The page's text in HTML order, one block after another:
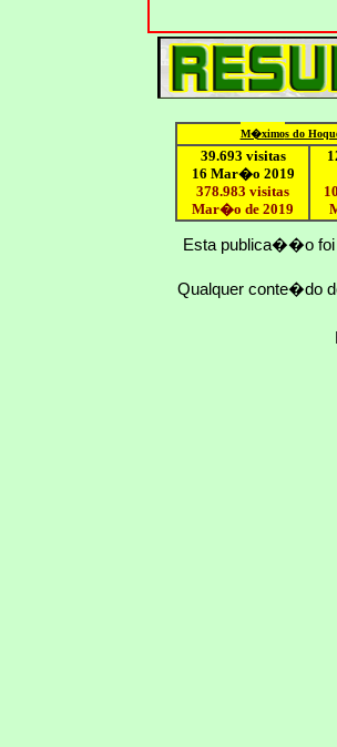
M�ximos do
39.693 visitas
16 Mar�o 2019
378.983 visitas
Mar�o de 2019
Esta publica��o foi
Qualquer conte�do